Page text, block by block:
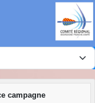
campagne